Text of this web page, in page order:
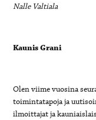
Nalle Valtiala
Kaunis Grani
Olen viime vuosina
toimintatapoja ja
ilmoittajat ja